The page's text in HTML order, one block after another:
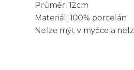
Průměr: 12cm
Materiál: 100% porcelán
Nelze mýt v myčce a